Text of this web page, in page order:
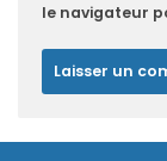
le navigateur